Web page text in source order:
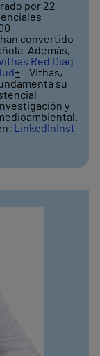
por 22
convertido
Además,
Red Diag
+ . Vithas,
su
y
LinkedIn Inst